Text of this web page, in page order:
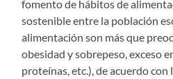
fomento de hábitos de
sostenible entre la población
alimentación son más que
obesidad y sobrepeso, exceso
proteínas, etc.), de acuerdo con